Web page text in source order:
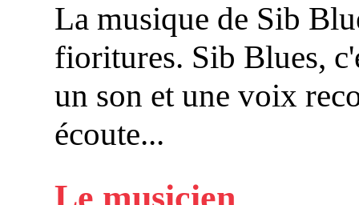
La musique de Sib
fioritures. Sib Blues,
un son et une voix
écoute...
Le musicien